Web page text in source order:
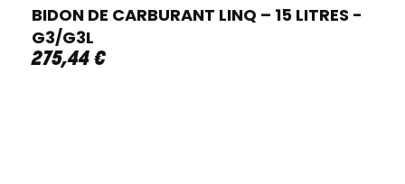
BIDON DE CARBURANT LINQ – 15 LITRES -
G3/G3L
275,44 €